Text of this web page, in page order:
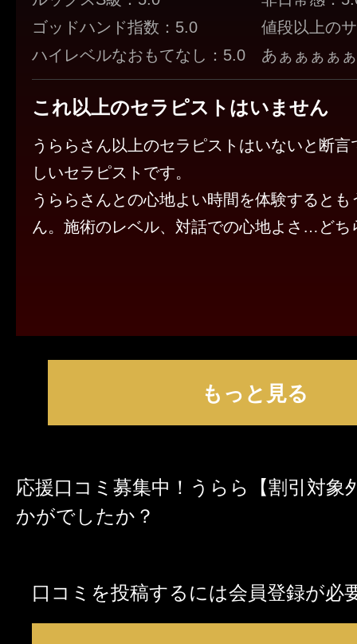
ゴッドハンド指数：5.0
ハイレベルなおもてなし：5.0
値段以上の
あぁぁぁぁ
これ以上のセラピストはいません
うららさん以上のセラピストはいないと断
しいセラピストです。
うららさんとの心地よい時間を体験するとも
ん。施術のレベル、対話での心地よさ…どち
です。
もっと見る
応援口コミ募集中！うらら【割引対象
かがでしたか？
口コミを投稿するには会員登録が必